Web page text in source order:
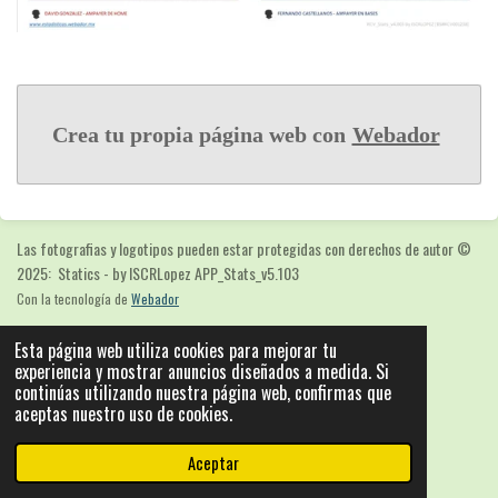
Esta página web utiliza cookies para mejorar tu
experiencia y mostrar anuncios diseñados a medida. Si
continúas utilizando nuestra página web, confirmas que
aceptas nuestro uso de cookies.
Aceptar
Crea tu propia página web con Webador
Las fotografias y logotipos pueden estar protegidas con derechos de autor©
2025: Statics - by ISCRLopez APP_Stats_v5.103
Con la tecnología de Webador